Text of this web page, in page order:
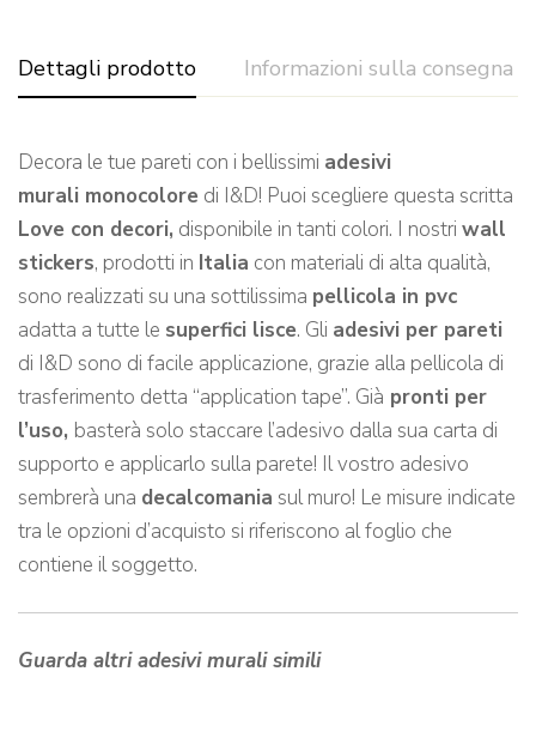
Dettagli prodotto Informazioni sulla consegna
Decora le tue pareti con i bellissimi adesivi
murali monocolore di I&D! Puoi scegliere questa scritta
Love con decori, disponibile in tanti colori. I nostri wall
stickers, prodotti in Italia con materiali di alta qualità,
sono realizzati su una sottilissima pellicola in pvc
adatta a tutte le superfici lisce. Gli adesivi per pareti
di I&D sono di facile applicazione, grazie alla pellicola di
trasferimento detta “application tape”. Già pronti per
l’uso, basterà solo staccare l’adesivo dalla sua carta di
supporto e applicarlo sulla parete! Il vostro adesivo
sembrerà una decalcomania sul muro! Le misure indicate
tra le opzioni d’acquisto si riferiscono al foglio che
contiene il soggetto.
Guarda altri adesivi murali simili